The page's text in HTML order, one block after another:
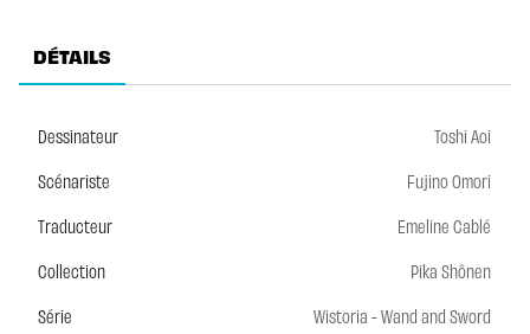
DÉTAILS
Dessinateur
Toshi Aoi
Scénariste
Fujino Omori
Traducteur
Emeline Cablé
Collection
Pika Shônen
Série
Wistoria - Wand and Sword